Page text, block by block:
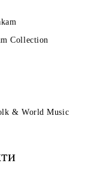
Collection
& World Music